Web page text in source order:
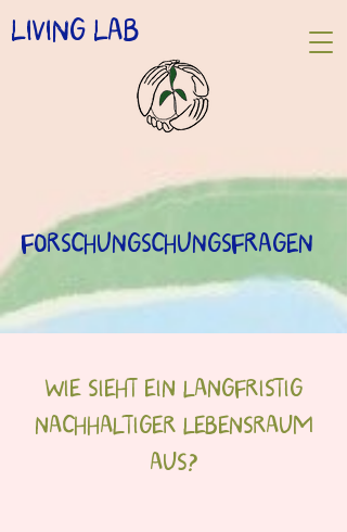
LIVING LAB
FORSCHUNGSCHUNGSFRAGEN
WIE SIEHT EIN LANGFRISTIG
NACHHALTIGER LEBENSRAUM
AUS?